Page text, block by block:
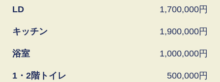
LD 1,700,000
キッチン 1,900,000
浴室 1,000,000
1・2階トイレ 500,000